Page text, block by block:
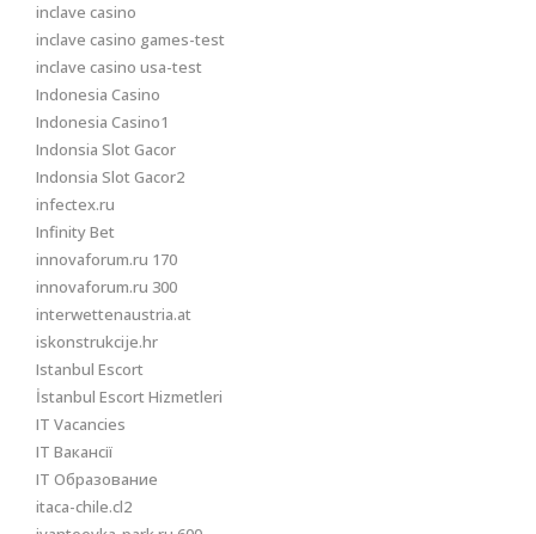
inclave casino
inclave casino games-test
inclave casino usa-test
Indonesia Casino
Indonesia Casino1
Indonsia Slot Gacor
Indonsia Slot Gacor2
infectex.ru
Infinity Bet
innovaforum.ru 170
innovaforum.ru 300
interwettenaustria.at
iskonstrukcije.hr
Istanbul Escort
İstanbul Escort Hizmetleri
IT Vacancies
IT Вакансії
IT Образование
itaca-chile.cl2